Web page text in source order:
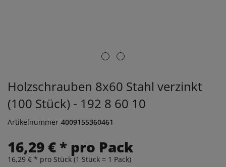
Holzschrauben 8x60 Stahl verzinkt
(100 Stück) - 192 8 60 10
Artikelnummer 4009155360461
16,29 € * pro Pack
16,29 € * pro Stück (1 Stück = 1 Pack)